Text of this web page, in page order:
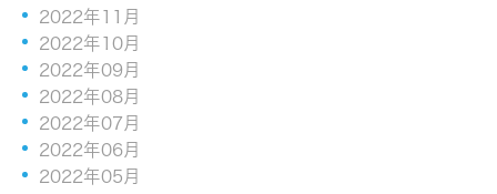
2022年11月
2022年10月
2022年09月
2022年08月
2022年07月
2022年06月
2022年05月